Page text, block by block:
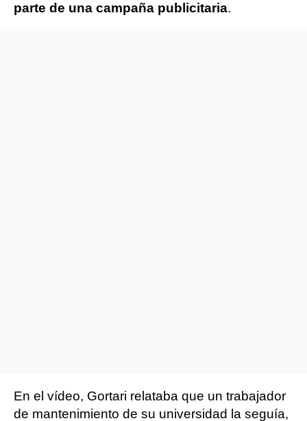
parte de una campaña publicitaria.
En el vídeo, Gortari relataba que un trabajador
de mantenimiento de su universidad la seguía,